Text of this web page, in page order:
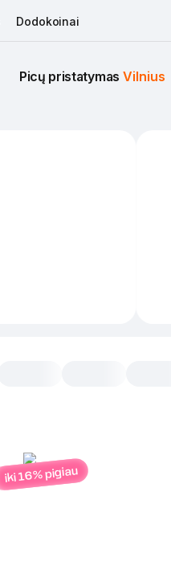
Dodokoinai
Picų pristatymas Vilnius
iki 16% pigiau